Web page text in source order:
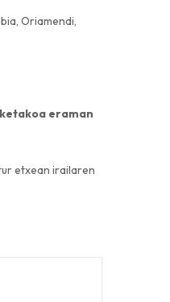
Oriamendi,
eraman
etxean irailaren